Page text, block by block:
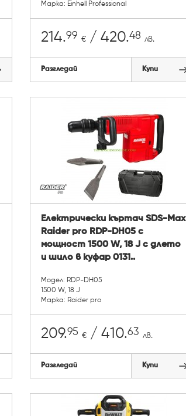
Марка: Einhell Professional
214.99 €/ 420.48 лв.
Разгледай Купи
Електрически къртач SDS-Max
Raider pro RDP-DH05 с
мощност 1500 W, 18 J с длето
и шило в куфар 0131..
Модел: RDP-DH05
1500 W, 18 J
Марка: Raider pro
209.95 €/ 410.63 лв.
Разгледай Купи